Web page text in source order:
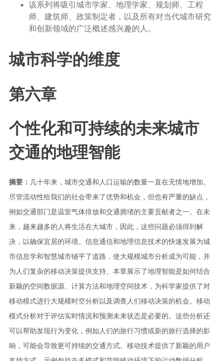
该系列将吸引城市学家、地理学家、规划师、工程
师、建筑师、政策制定者，以及所有对当代城市研究
和创新领域的广泛概述感兴趣的人。
城市科学的维度
第六章
个性化和可持续的未来城市
交通的地理智能
摘要： 几十年来，城市交通和人口运输的数量一直在无情地增加。
尽管流动性给我们的社会带来了优势和机会，但也有严重的缺点，
例如交通部门是温室气体排放和交通拥堵的主要贡献者之一。在未
来，越来越多的人将生活在大城市，因此，这些问题必须得到解
决，以确保宜居的环境。信息通信和地理信息技术的快速发展为城
市信息学和智慧城市铺平了道路，使大规模城市分析成为可能，并
为人们复杂的移动决策提供支持。本章展示了地理智能是如何结合
新颖的空间数据源、计算方法和地理空间技术，为科学家提供了对
移动模式进行大规模时空分析以及调查人们移动决策的机会。移动
模式分析对于评估实时情况和预测未来状态是必要的。这些分析还
可以帮助发现行为变化，例如人们的旅行习惯或新的旅行选择的影
响，可能会导致更可持续的交通方式。移动技术提供了新颖的用户